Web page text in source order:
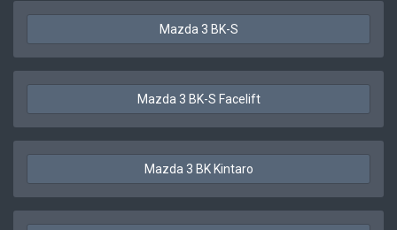
Mazda 3 BK-S
Mazda 3 BK-S Facelift
Mazda 3 BK Kintaro